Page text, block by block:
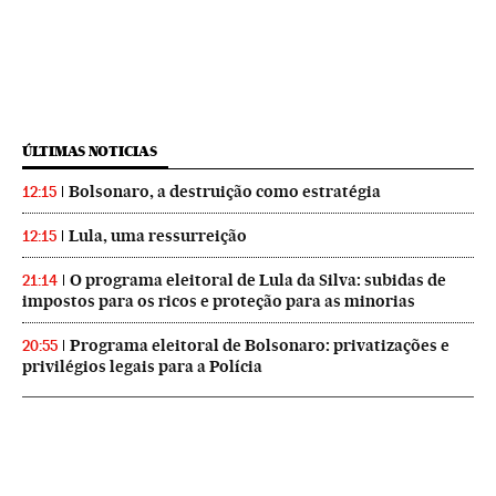
ÚLTIMAS NOTICIAS
12:15 Bolsonaro, a destruição como estratégia
12:15 Lula, uma ressurreição
21:14
O programa eleitoral de Lula da Silva: subidas de
impostos para os ricos e proteção para as minorias
20:55
Programa eleitoral de Bolsonaro: privatizações e
privilégios legais para a Polícia